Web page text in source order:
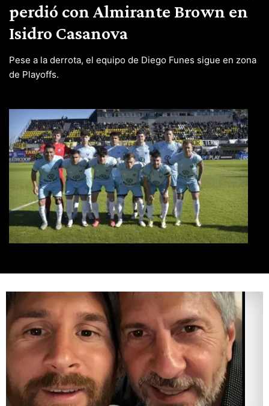
perdió con Almirante Brown en
Isidro Casanova
Pese a la derrota, el equipo de Diego Funes sigue en zona
de Playoffs.